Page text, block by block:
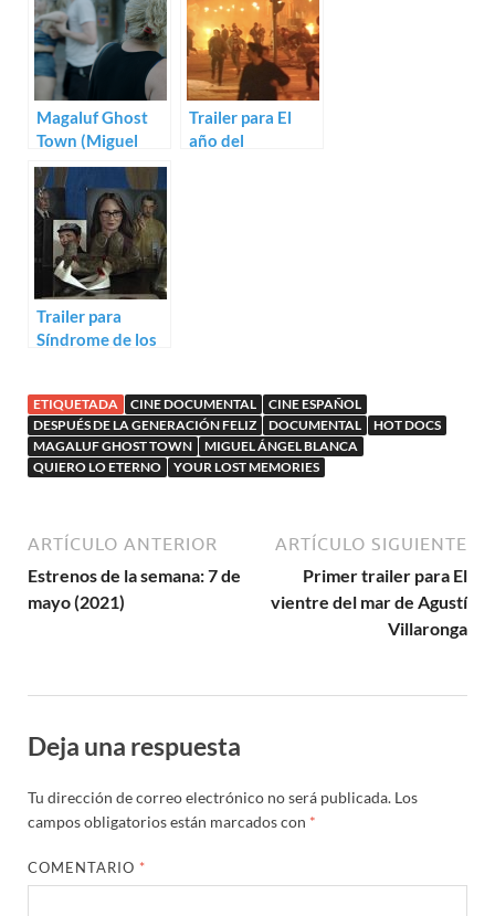
Ángel Blanca)
Magaluf Ghost
Town (Miguel
Ángel Blanca)
Trailer para El
año del
Trailer para
Síndrome de los
ETIQUETADA CINE DOCUMENTAL
CINE ESPAÑOL
DESPUÉS DE LA GENERACIÓN FELIZ
DOCUMENTAL
HOT DOCS
MAGALUF GHOST TOWN
MIGUEL ÁNGEL BLANCA
QUIERO LO ETERNO
YOUR LOST MEMORIES
ARTÍCULO ANTERIOR
Estrenos de la semana: 7 de
mayo (2021)
ARTÍCULO SIGUIENTE
Primer trailer para El
vientre del mar de Agustí
Villaronga
Deja una respuesta
Tu dirección de correo electrónico no será publicada. Los
campos obligatorios están marcados con *
COMENTARIO *